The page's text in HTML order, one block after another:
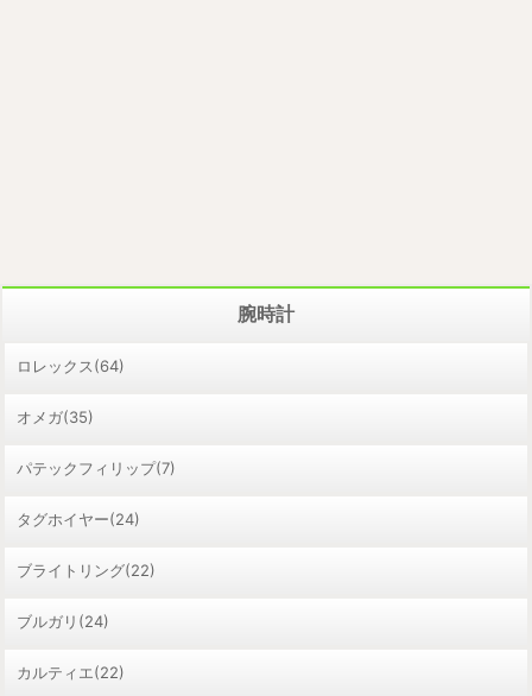
腕時計
ロレックス(64)
オメガ(35)
パテックフィリップ(7)
タグホイヤー(24)
ブライトリング(22)
ブルガリ(24)
カルティエ(22)